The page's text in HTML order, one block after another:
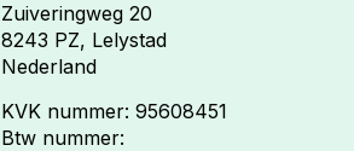
Zuiveringweg 20
8243 PZ, Lelystad
Nederland
KVK nummer: 95608451
Btw nummer: